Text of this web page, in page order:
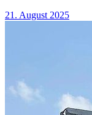
21. August 2025